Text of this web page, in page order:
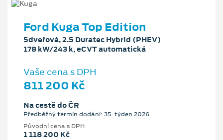
Ford Kuga Top Edition
5dveřová, 2.5 Duratec Hybrid (PHEV)
178 kW/243 k, eCVT automatická
Vaše cena s DPH
811 200 Kč
Na cestě do ČR
Předběžný termín dodání: 35. týden 2026
Původní cena s DPH
1 118 200 Kč